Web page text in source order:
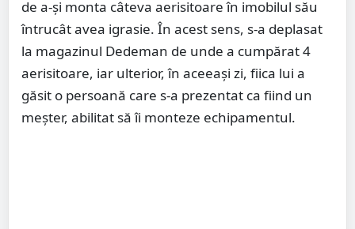
de a-și monta câteva aerisitoare în imobilul său
întrucât avea igrasie. În acest sens, s-a deplasat
la magazinul Dedeman de unde a cumpărat 4
aerisitoare, iar ulterior, în aceeași zi, fiica lui a
găsit o persoană care s-a prezentat ca fiind un
meșter, abilitat să îi monteze echipamentul.